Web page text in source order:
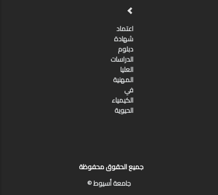
اعتماد
شهادة
دبلوم
الدراسات
العليا
المهنية
في
الكيمياء
الحيوية
جميع الحقوق محفوظة
جامعة أسيوط ©